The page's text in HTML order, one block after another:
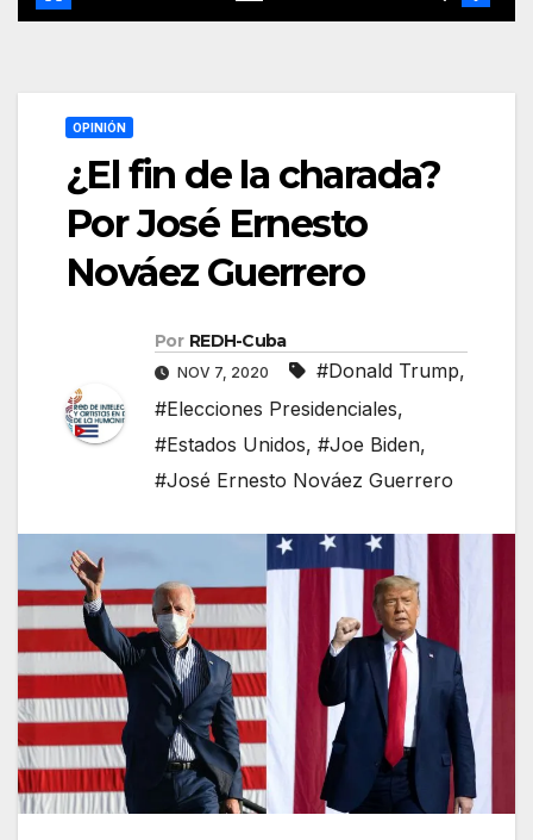
OPINIÓN
¿El fin de la charada?
Por José Ernesto
Nováez Guerrero
Por REDH-Cuba
NOV 7, 2020 #Donald Trump,
#Elecciones Presidenciales,
#Estados Unidos, #Joe Biden,
#José Ernesto Nováez Guerrero